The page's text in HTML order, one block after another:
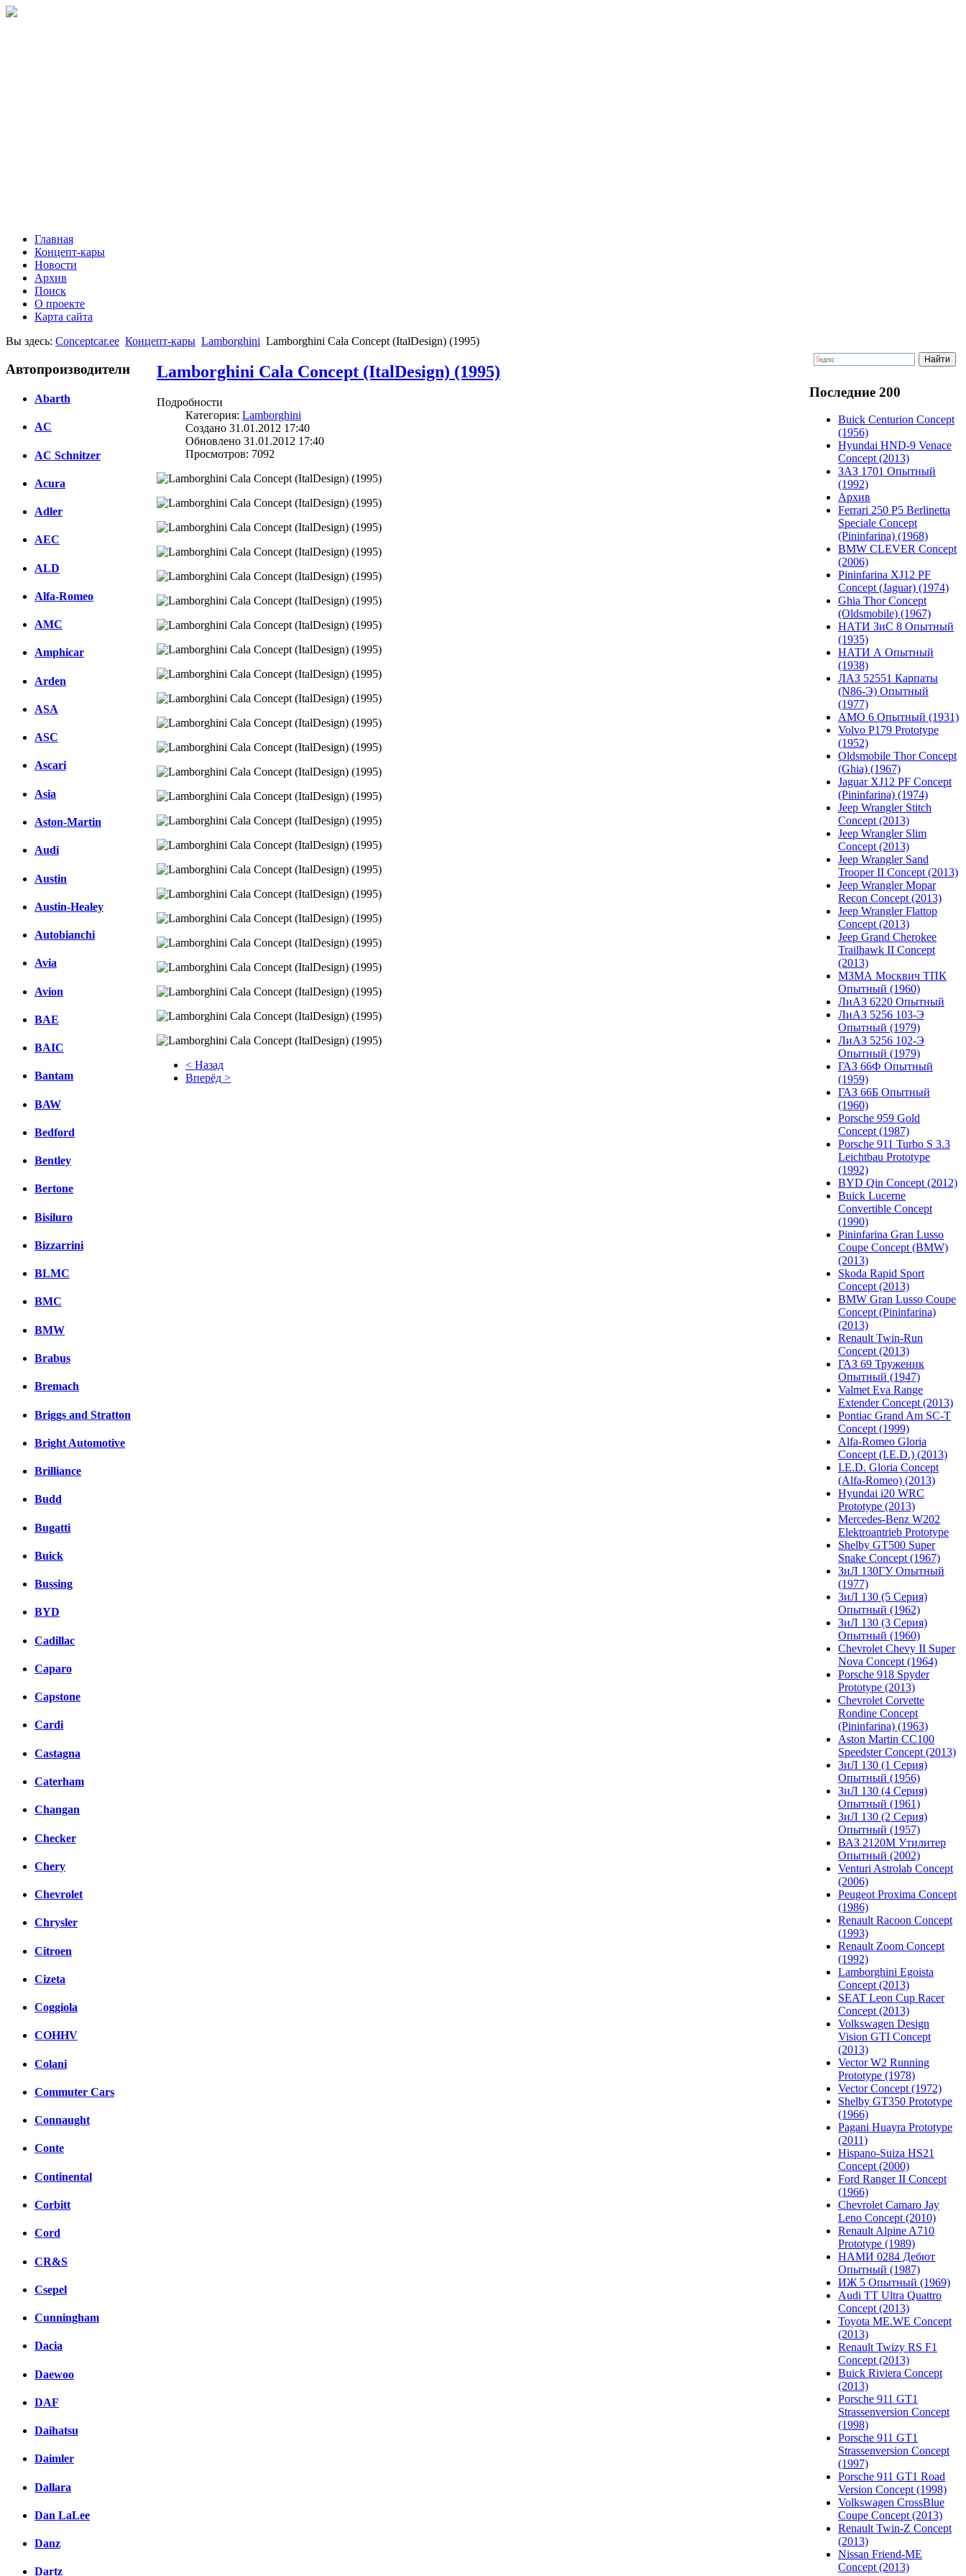
Главная
Концепт-кары
Новости
Архив
Поиск
О проекте
Карта сайта
Вы здесь: Conceptcar.ee Концепт-кары Lamborghini Lamborghini Cala Concept (ItalDesign) (1995)
Автопроизводители
Abarth
AC
AC Schnitzer
Acura
Adler
AEC
ALD
Alfa-Romeo
AMC
Amphicar
Arden
ASA
ASC
Ascari
Asia
Aston-Martin
Audi
Austin
Austin-Healey
Autobianchi
Avia
Avion
BAE
BAIC
Bantam
BAW
Bedford
Bentley
Bertone
Bisiluro
Bizzarrini
BLMC
BMC
BMW
Brabus
Bremach
Briggs and Stratton
Bright Automotive
Brilliance
Budd
Bugatti
Buick
Bussing
BYD
Cadillac
Caparo
Capstone
Cardi
Castagna
Caterham
Changan
Checker
Chery
Chevrolet
Chrysler
Citroen
Cizeta
Coggiola
COHHV
Colani
Commuter Cars
Connaught
Conte
Continental
Corbitt
Cord
CR&S
Csepel
Cunningham
Dacia
Daewoo
DAF
Daihatsu
Daimler
Dallara
Dan LaLee
Danz
Dartz
Lamborghini Cala Concept (ItalDesign) (1995)
Подробности
Категория: Lamborghini
Создано 31.01.2012 17:40
Обновлено 31.01.2012 17:40
Просмотров: 7092
< Назад
Вперёд >
Последние 200
Buick Centurion Concept
(1956)
Hyundai HND-9 Venace
Concept (2013)
ЗАЗ 1701 Опытный
(1992)
Архив
Ferrari 250 P5 Berlinetta
Speciale Concept
(Pininfarina) (1968)
BMW CLEVER Concept
(2006)
Pininfarina XJ12 PF
Concept (Jaguar) (1974)
Ghia Thor Concept
(Oldsmobile) (1967)
НАТИ ЗиС 8 Опытный
(1935)
НАТИ А Опытный
(1938)
ЛАЗ 52551 Карпаты
(N86-Э) Опытный
(1977)
АМО 6 Опытный (1931)
Volvo P179 Prototype
(1952)
Oldsmobile Thor Concept
(Ghia) (1967)
Jaguar XJ12 PF Concept
(Pininfarina) (1974)
Jeep Wrangler Stitch
Concept (2013)
Jeep Wrangler Slim
Concept (2013)
Jeep Wrangler Sand
Trooper II Concept (2013)
Jeep Wrangler Mopar
Recon Concept (2013)
Jeep Wrangler Flattop
Concept (2013)
Jeep Grand Cherokee
Trailhawk II Concept
(2013)
МЗМА Москвич ТПК
Опытный (1960)
ЛиАЗ 6220 Опытный
ЛиАЗ 5256 103-Э
Опытный (1979)
ЛиАЗ 5256 102-Э
Опытный (1979)
ГАЗ 66Ф Опытный
(1959)
ГАЗ 66Б Опытный
(1960)
Porsche 959 Gold
Concept (1987)
Porsche 911 Turbo S 3.3
Leichtbau Prototype
(1992)
BYD Qin Concept (2012)
Buick Lucerne
Convertible Concept
(1990)
Pininfarina Gran Lusso
Coupe Concept (BMW)
(2013)
Skoda Rapid Sport
Concept (2013)
BMW Gran Lusso Coupe
Concept (Pininfarina)
(2013)
Renault Twin-Run
Concept (2013)
ГАЗ 69 Труженик
Опытный (1947)
Valmet Eva Range
Extender Concept (2013)
Pontiac Grand Am SC-T
Concept (1999)
Alfa-Romeo Gloria
Concept (I.E.D.) (2013)
I.E.D. Gloria Concept
(Alfa-Romeo) (2013)
Hyundai i20 WRC
Prototype (2013)
Mercedes-Benz W202
Elektroantrieb Prototype
Shelby GT500 Super
Snake Concept (1967)
ЗиЛ 130ГУ Опытный
(1977)
ЗиЛ 130 (5 Серия)
Опытный (1962)
ЗиЛ 130 (3 Серия)
Опытный (1960)
Chevrolet Chevy II Super
Nova Concept (1964)
Porsche 918 Spyder
Prototype (2013)
Chevrolet Corvette
Rondine Concept
(Pininfarina) (1963)
Aston Martin CC100
Speedster Concept (2013)
ЗиЛ 130 (1 Серия)
Опытный (1956)
ЗиЛ 130 (4 Серия)
Опытный (1961)
ЗиЛ 130 (2 Серия)
Опытный (1957)
ВАЗ 2120М Утилитер
Опытный (2002)
Venturi Astrolab Concept
(2006)
Peugeot Proxima Concept
(1986)
Renault Racoon Concept
(1993)
Renault Zoom Concept
(1992)
Lamborghini Egoista
Concept (2013)
SEAT Leon Cup Racer
Concept (2013)
Volkswagen Design
Vision GTI Concept
(2013)
Vector W2 Running
Prototype (1978)
Vector Concept (1972)
Shelby GT350 Prototype
(1966)
Pagani Huayra Prototype
(2011)
Hispano-Suiza HS21
Concept (2000)
Ford Ranger II Concept
(1966)
Chevrolet Camaro Jay
Leno Concept (2010)
Renault Alpine A710
Prototype (1989)
НАМИ 0284 Дебют
Опытный (1987)
ИЖ 5 Опытный (1969)
Audi TT Ultra Quattro
Concept (2013)
Toyota ME.WE Concept
(2013)
Renault Twizy RS F1
Concept (2013)
Buick Riviera Concept
(2013)
Porsche 911 GT1
Strassenversion Concept
(1998)
Porsche 911 GT1
Strassenversion Concept
(1997)
Porsche 911 GT1 Road
Version Concept (1998)
Volkswagen CrossBlue
Coupe Concept (2013)
Renault Twin-Z Concept
(2013)
Nissan Friend-ME
Concept (2013)